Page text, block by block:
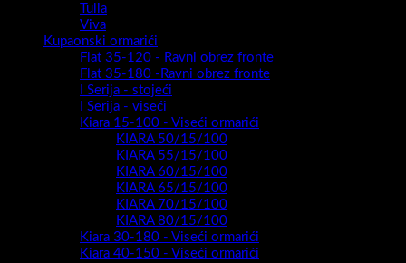
Tulia
Viva
Kupaonski ormarići
Flat 35-120 - Ravni obrez fronte
Flat 35-180 -Ravni obrez fronte
I Serija - stojeći
I Serija - viseći
Kiara 15-100 - Viseći ormarići
KIARA 50/15/100
KIARA 55/15/100
KIARA 60/15/100
KIARA 65/15/100
KIARA 70/15/100
KIARA 80/15/100
Kiara 30-180 - Viseći ormarići
Kiara 40-150 - Viseći ormarići